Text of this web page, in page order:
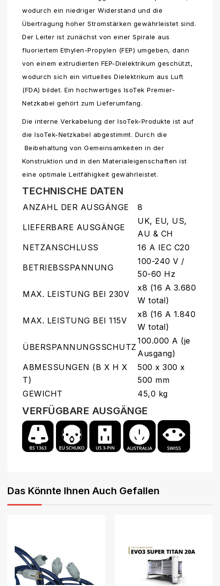
wodurch ein niedriger Widerstand und die
Übertragung hoher Stromstärken gewährleistet sind.
Der Leiter ist zunächst von einer Spirale aus
fluoriertem Ethylen-Propylen (FEP) umgeben, dann
von einem extrudierten FEP-Dielektrikum geschützt,
wodurch sich ein virtuelles Dielektrikum aus Luft
(FDA) bildet. Ein hochwertiges IsoTek Premier-
Netzkabel gehört zum Lieferumfang.
Die interne Verkabelung der IsoTek-Produkte ist auf
die IsoTek-Netzkabel abgestimmt. Durch die
Beibehaltung von Gemeinsamkeiten in der
Konstruktion und in den Materialeigenschaften ist
eine optimale Leitfähigkeit gewährleistet.
TECHNISCHE DATEN
ANZAHL DER AUSGÄNGE 8
LIEFERBARE AUSGÄNGE
UK, EU, US,
AU & CH
NETZANSCHLUSS
16 A IEC C20
BETRIEBSSPANNUNG
100-240 V /
50-60 Hz
MAX. LEISTUNG BEI 230V
x8 (16 A 3.680
W total)
MAX. LEISTUNG BEI 115V
x8 (16 A 1.840
W total)
ÜBERSPANNUNGSSCHUTZ
100.000 A (je
Ausgang)
ABMESSUNGEN (B X H X
T)
500 x 300 x
500 mm
GEWICHT
45,0 kg
VERFÜGBARE AUSGÄNGE
Das Könnte Ihnen Auch Gefallen